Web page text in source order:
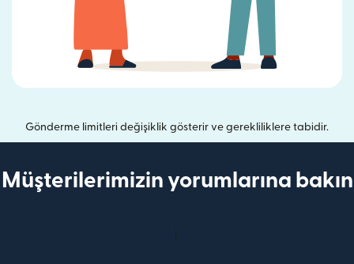
Gönderme limitleri değişiklik gösterir ve gerekliliklere tabidir.
Müşterilerimizin yorumlarına bakın